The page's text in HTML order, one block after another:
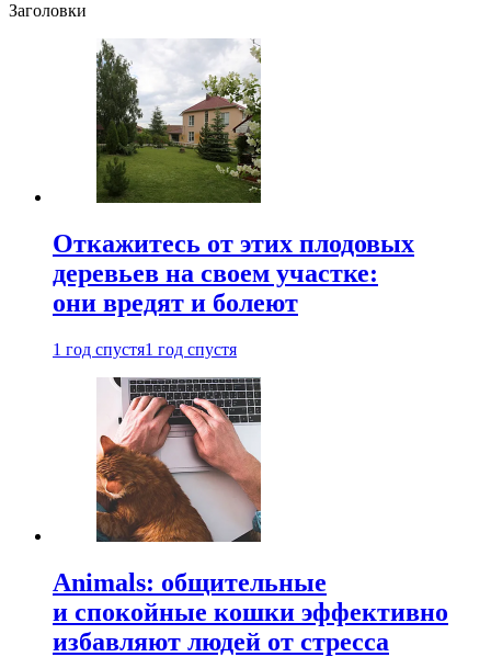
Заголовки
Откажитесь от этих плодовых
деревьев на своем участке:
они вредят и болеют
1 год спустя1 год спустя
Animals: общительные
и спокойные кошки эффективно
избавляют людей от стресса